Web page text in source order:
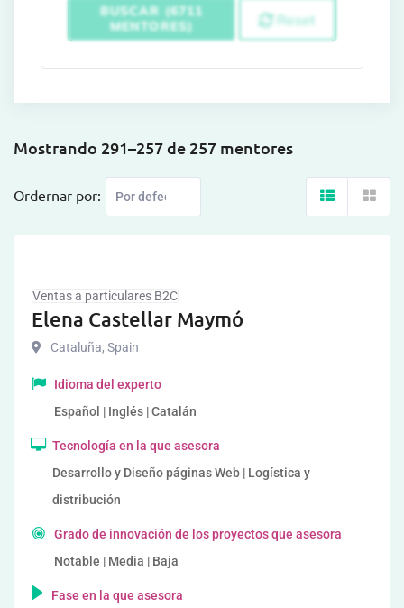
BUSCAR (6711
MENTORES)
Reset
Mostrando 291–257 de 257 mentores
Ordernar por:
Ventas a particulares B2C
Elena Castellar Maymó
Cataluña, Spain
Idioma del experto
Español | Inglés | Catalán
Tecnología en la que asesora
Desarrollo y Diseño páginas Web | Logística y
distribución
Grado de innovación de los proyectos que asesora
Notable | Media | Baja
Fase en la que asesora